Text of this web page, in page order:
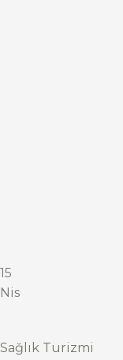
15
Nis
Sağlık Turizmi